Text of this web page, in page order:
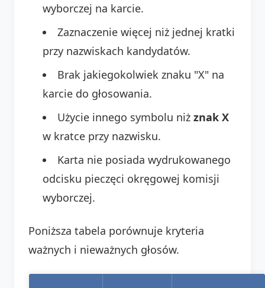
wyborczej na karcie.
Zaznaczenie więcej niż jednej kratki
przy nazwiskach kandydatów.
Brak jakiegokolwiek znaku "X" na
karcie do głosowania.
Użycie innego symbolu niż znak X
w kratce przy nazwisku.
Karta nie posiada wydrukowanego
odcisku pieczęci okręgowej komisji
wyborczej.
Poniższa tabela porównuje kryteria
ważnych i nieważnych głosów.